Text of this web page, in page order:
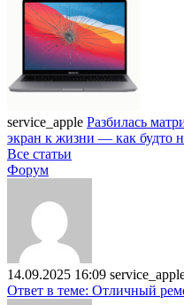
service_apple Разбилась
экран к жизни — как будто
Все статьи
Форум
14.09.2025 16:09
Ответ в теме: Отличный